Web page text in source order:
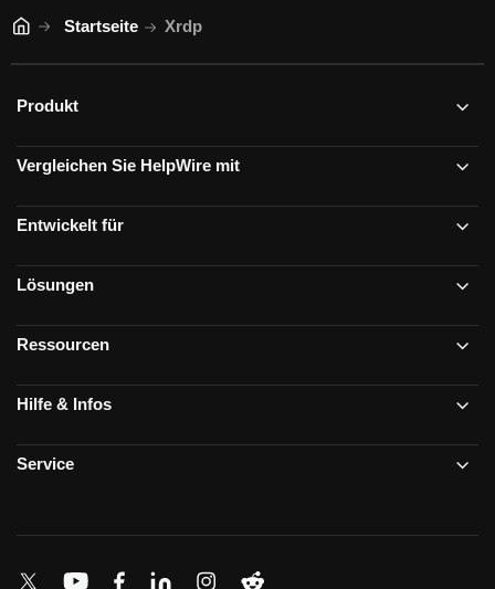
Startseite Xrdp
Produkt
Vergleichen Sie HelpWire mit
Entwickelt für
Lösungen
Ressourcen
Hilfe & Infos
Service